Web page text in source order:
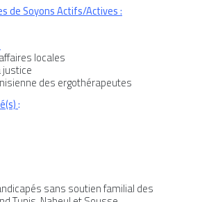
de Soyons Actifs/Actives :
locales
des ergothérapeutes
:
sans soutien familial des